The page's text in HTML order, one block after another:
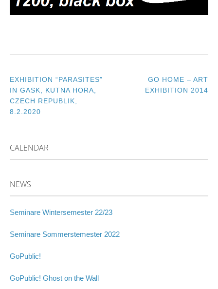
POST
NAVIGATION
EXHIBITION “PARASITES”
IN GASK, KUTNA HORA,
CZECH REPUBLIK,
8.2.2020
GO HOME – ART
EXHIBITION 2014
CALENDAR
NEWS
Seminare Wintersemester 22/23
Seminare Sommerstemester 2022
GoPublic!
GoPublic! Ghost on the Wall